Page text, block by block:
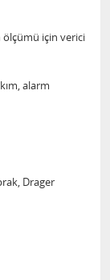
ölçümü için verici
alarm
Drager